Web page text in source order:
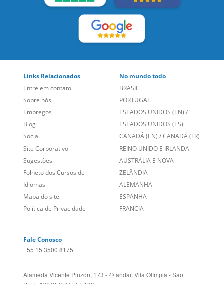
Links Relacionados
Entre em contato
Sobre nós
Empregos
Blog
Social
Site Corporativo
Sugestões
Folheto dos Cursos de
Idiomas
Mapa do site
Política de Privacidade
No mundo todo
BRASIL
PORTUGAL
ESTADOS UNIDOS (EN) /
ESTADOS UNIDOS (ES)
CANADÁ (EN) /CANADÁ (FR)
REINO UNIDO E IRLANDA
AUSTRÁLIA E NOVA
ZELÂNDIA
ALEMANHA
ESPANHA
FRANCIA
Fale Conosco
+55 15 3500 8175
Alameda Vicente Pinzon, 173 - 4º andar, Vila Olímpia - São